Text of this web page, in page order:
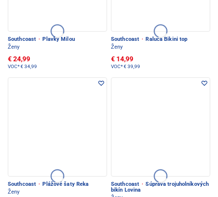
Southcoast · Plavky Milou
Ženy
€ 24,99
VOC*€ 34,99
Southcoast · Raluca Bikini top
Ženy
€ 14,99
VOC*€ 39,99
Southcoast · Plážové šaty Reka
Ženy
Southcoast · Súprava trojuholníkových
bikín Lovina